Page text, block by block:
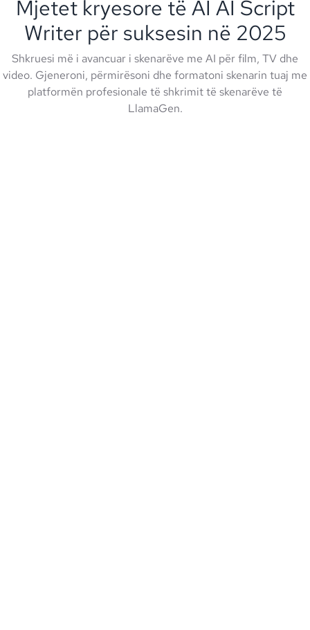
Mjetet kryesore të AI AI Script
Writer për suksesin në 2025
Shkruesi më i avancuar i skenarëve me AI për film, TV dhe
video. Gjeneroni, përmirësoni dhe formatoni skenarin tuaj me
platformën profesionale të shkrimit të skenarëve të
LlamaGen.